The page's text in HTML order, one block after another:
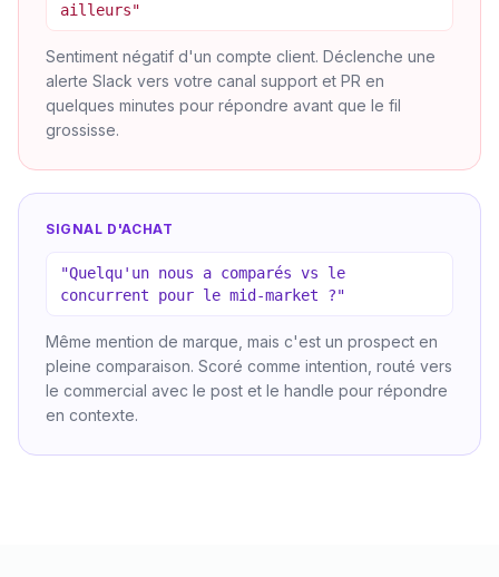
ailleurs"
Sentiment négatif d'un compte client. Déclenche une
alerte Slack vers votre canal support et PR en
quelques minutes pour répondre avant que le fil
grossisse.
SIGNAL D'ACHAT
"Quelqu'un nous a comparés vs le
concurrent pour le mid-market ?"
Même mention de marque, mais c'est un prospect en
pleine comparaison. Scoré comme intention, routé vers
le commercial avec le post et le handle pour répondre
en contexte.